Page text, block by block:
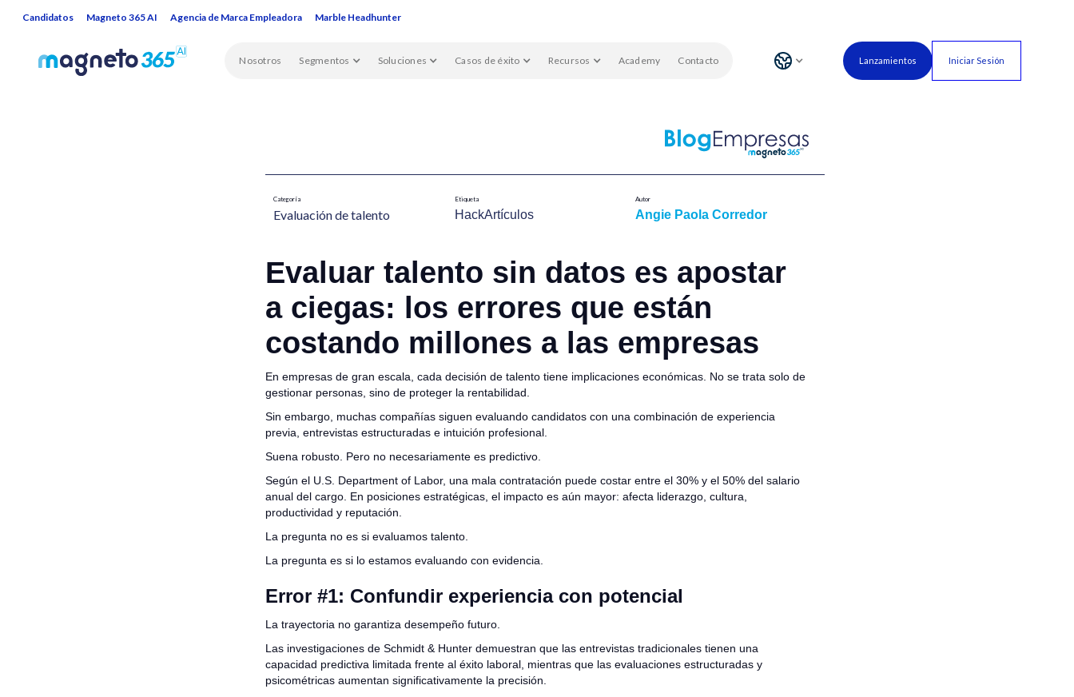
Candidatos Magneto 365 AI Agencia de Marca Empleadora Marble Headhunter
Nosotros Segmentos Soluciones Casos de éxito Recursos Academy Contacto Lanzamientos Iniciar Sesión
Categoría
Evaluación de talent​o
Etiqueta
HackArtículos
Autor
Angie Paola Corredor
Evaluar talento sin datos es apostar
a ciegas: los errores que están
costando millones a las empresas
En empresas de gran escala, cada decisión de talento tiene implicaciones económicas. No se trata solo de
gestionar personas, sino de proteger la rentabilidad.
Sin embargo, muchas compañías siguen evaluando candidatos con una combinación de experiencia
previa, entrevistas estructuradas e intuición profesional.
Suena robusto. Pero no necesariamente es predictivo.
Según el U.S. Department of Labor, una mala contratación puede costar entre el 30% y el 50% del salario
anual del cargo. En posiciones estratégicas, el impacto es aún mayor: afecta liderazgo, cultura,
productividad y reputación.
La pregunta no es si evaluamos talento.
La pregunta es si lo estamos evaluando con evidencia.
Error #1: Confundir experiencia con potencial
La trayectoria no garantiza desempeño futuro.
Las investigaciones de Schmidt & Hunter demuestran que las entrevistas tradicionales tienen una
capacidad predictiva limitada frente al éxito laboral, mientras que las evaluaciones estructuradas y
psicométricas aumentan significativamente la precisión.